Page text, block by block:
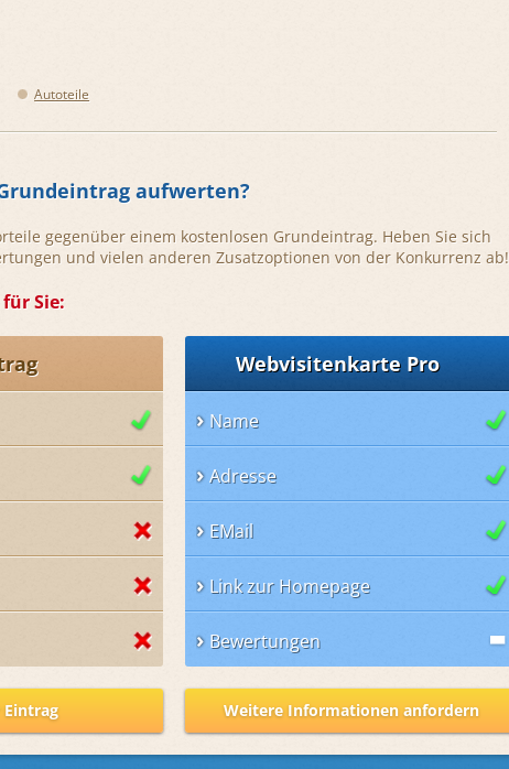
Autoteile
aufwerten?
gegenüber einem kostenlosen Grundeintrag. Heben Sie sich
und vielen anderen Zusatzoptionen von der Konkurrenz ab!
Sie:
Eintrag
Webvisitenkarte Pro
Name
Adresse
EMail
Link zur Homepage
Bewertungen
Weitere Informationen anfordern